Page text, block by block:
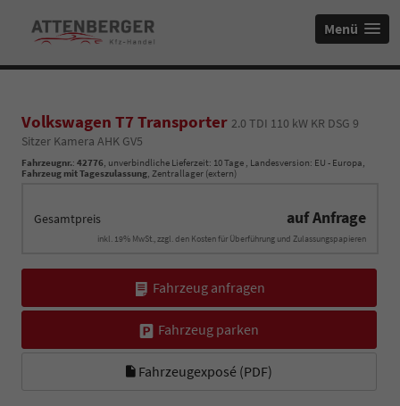
Menü
Volkswagen T7 Transporter 2.0 TDI 110 kW KR DSG 9
Sitzer Kamera AHK GV5
Fahrzeugnr.: 42776, unverbindliche Lieferzeit: 10 Tage , Landesversion: EU - Europa,
Fahrzeug mit Tageszulassung, Zentrallager (extern)
Gesamtpreis auf Anfrage
inkl. 19% MwSt., zzgl. den Kosten für Überführung und Zulassungspapieren
Fahrzeug anfragen
Fahrzeug parken
Fahrzeugexposé (PDF)